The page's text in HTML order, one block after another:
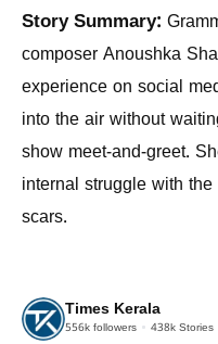
Story Summary:
composer Anoushka
experience on social
into the air without
show meet-and-greet.
internal struggle with
scars.
Times Kerala
556k followers 438k Stories